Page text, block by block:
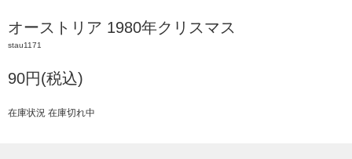
オーストリア 1980年クリスマス
stau1171
90円(税込)
在庫状況 在庫切れ中